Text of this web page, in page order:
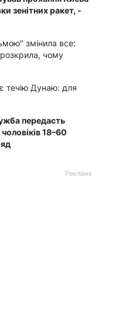
зенітних ракет, -
змінила все:
чому
течію Дунаю: для
передасть
18–60
Реклама